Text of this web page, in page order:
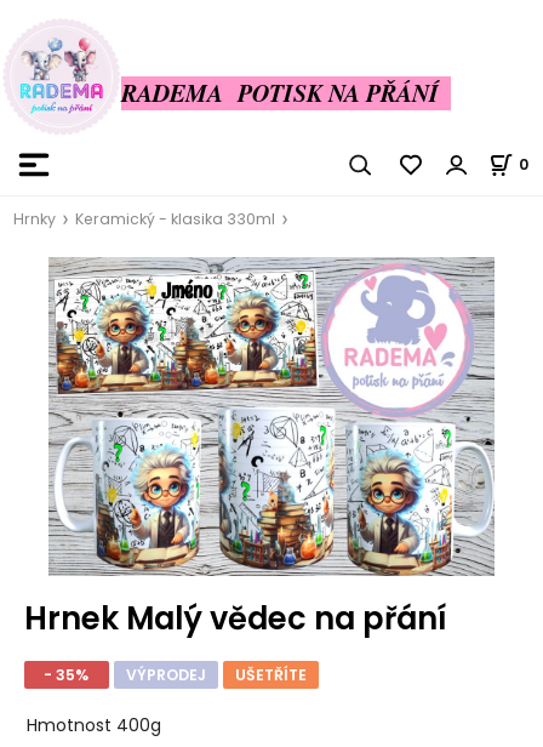
RADEMA POTISK NA PŘÁNÍ
0
Hrnky Keramický - klasika 330ml
Hrnek Malý vědec na přání
- 35% VÝPRODEJ UŠETŘÍTE
Hmotnost 400g